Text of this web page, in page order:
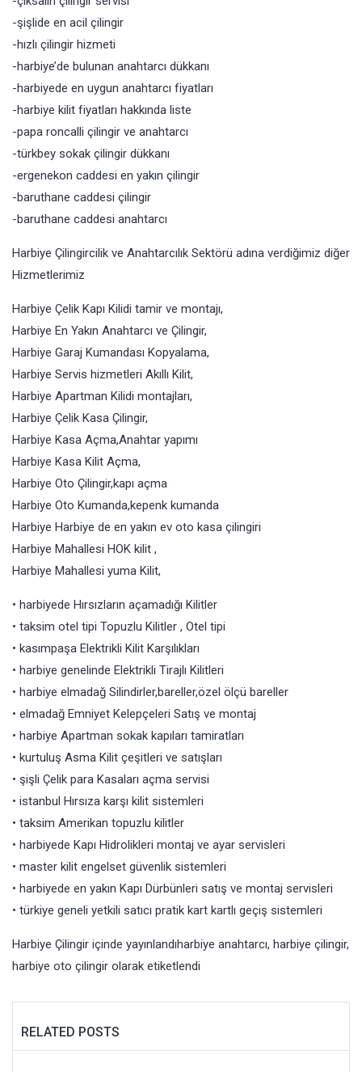
-şişlide en acil çilingir
-hızlı çilingir hizmeti
-harbiye’de bulunan anahtarcı dükkanı
-harbiyede en uygun anahtarcı fiyatları
-harbiye kilit fiyatları hakkında liste
-papa roncalli çilingir ve anahtarcı
-türkbey sokak çilingir dükkanı
-ergenekon caddesi en yakın çilingir
-baruthane caddesi çilingir
-baruthane caddesi anahtarcı
Harbiye Çilingircilik ve Anahtarcılık Sektörü adına verdiğimiz diğer
Hizmetlerimiz
Harbiye Çelik Kapı Kilidi tamir ve montajı,
Harbiye En Yakın Anahtarcı ve Çilingir,
Harbiye Garaj Kumandası Kopyalama,
Harbiye Servis hizmetleri Akıllı Kilit,
Harbiye Apartman Kilidi montajları,
Harbiye Çelik Kasa Çilingir,
Harbiye Kasa Açma,Anahtar yapımı
Harbiye Kasa Kilit Açma,
Harbiye Oto Çilingir,kapı açma
Harbiye Oto Kumanda,kepenk kumanda
Harbiye Harbiye de en yakın ev oto kasa çilingiri
Harbiye Mahallesi HOK kilit ,
Harbiye Mahallesi yuma Kilit,
• harbiyede Hırsızların açamadığı Kilitler
• taksim otel tipi Topuzlu Kilitler , Otel tipi
• kasımpaşa Elektrikli Kilit Karşılıkları
• harbiye genelinde Elektrikli Tirajlı Kilitleri
• harbiye elmadağ Silindirler,bareller,özel ölçü bareller
• elmadağ Emniyet Kelepçeleri Satış ve montaj
• harbiye Apartman sokak kapıları tamiratları
• kurtuluş Asma Kilit çeşitleri ve satışları
• şişli Çelik para Kasaları açma servisi
• istanbul Hırsıza karşı kilit sistemleri
• taksim Amerikan topuzlu kilitler
• harbiyede Kapı Hidrolikleri montaj ve ayar servisleri
• master kilit engelset güvenlik sistemleri
• harbiyede en yakın Kapı Dürbünleri satış ve montaj servisleri
• türkiye geneli yetkili satıcı pratik kart kartlı geçiş sistemleri
Harbiye Çilingir içinde yayınlandıharbiye anahtarcı, harbiye çilingir,
harbiye oto çilingir olarak etiketlendi
RELATED POSTS